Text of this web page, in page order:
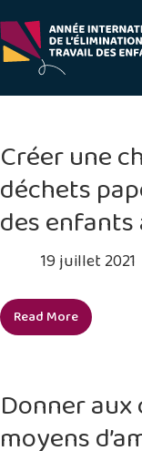
to
content
Créer une
déchets
des enfants
19 juillet 2021
Read More
Créer
valeur
des
Donner
moyens